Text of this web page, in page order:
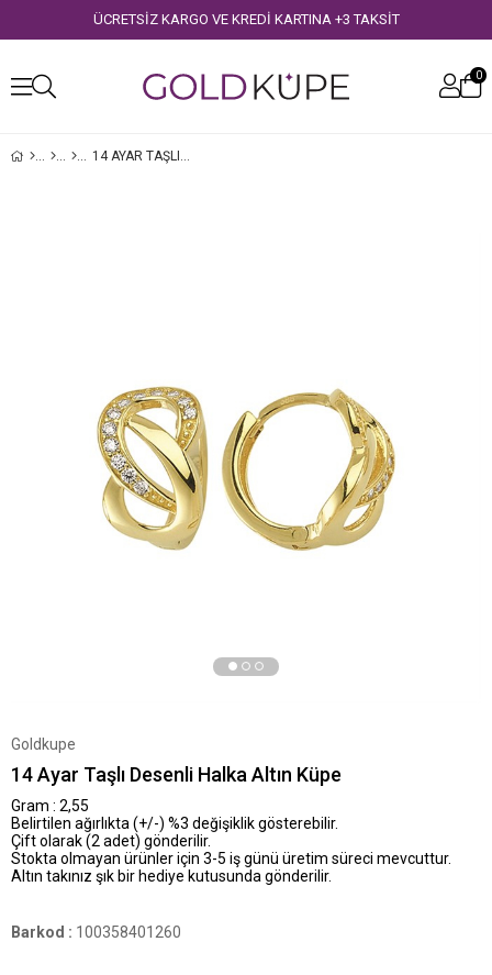
ÜCRETSİZ KARGO VE KREDİ KARTINA +3 TAKSİT
0
14 AYAR TAŞLI DESENLI HALKA ALTIN KÜPE
Goldkupe
14 Ayar Taşlı Desenli Halka Altın Küpe
Gram : 2,55
Belirtilen ağırlıkta (+/-) %3 değişiklik gösterebilir.
Çift olarak (2 adet) gönderilir.
Stokta olmayan ürünler için 3-5 iş günü üretim süreci mevcuttur.
Altın takınız şık bir hediye kutusunda gönderilir.
Barkod : 100358401260